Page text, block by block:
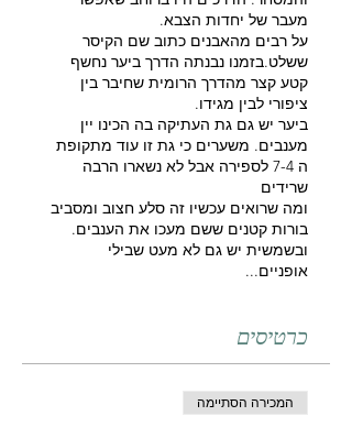
מעבר של יחדות הצבא.
על רבים מהאבנים כתוב שם הקיסר
ששלט.בזמנו נבנתה הדרך ביער נחשף
קטע קצר מהדרך הרומית שחיבר בין
ציפורי לבין מגידו.
ביער יש גם גת העתיקה בה הכינו יין
מענבים. משערים כי גת זו עוד מתקופת
ה 7-4 לספירה אבל לא נשארו הרבה
שרידים
ומה שרואים עכשיו זה סלע חצוב ומסביב
בורות קטנים ששם מעכו את הענבים.
ובשמשית יש גם לא מעט שבילי
אופניים...
כרטיסים
המכירה הסתיימה